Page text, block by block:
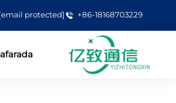
+86-18168703229
protected]